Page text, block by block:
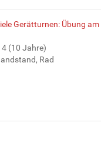
Gerätturnen: Übung
4 (10 Jahre)
Rad